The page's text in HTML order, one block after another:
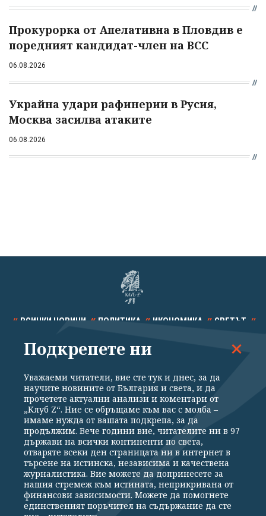
Прокурорка от Апелативна в Пловдив е
поредният кандидат-член на ВСС
06.08.2026
Украйна удари рафинерии в Русия,
Москва засилва атаките
06.08.2026
ВСИЧКИ НОВИНИ ПОЛИТИКА ИКОНОМИКА СВЕТЪТ
СПОРТ КУЛТУРА ТЕХНОЛОГИИ КАЛЕЙДОСКОП
Общи условия
Политика за поверителност
Реклама
Партньори Контакти
За Клуб Z
Екип
Подкрепете ни
Издател на www.clubz.bg е „Клуб Зебра Медия“ ЕООД, София, ул. "Алеко
Подкрепете ни
Уважаеми читатели, вие сте тук и днес, за да
научите новините от България и света, и да
прочетете актуални анализи и коментари от
„Клуб Z“. Ние се обръщаме към вас с молба –
имаме нужда от вашата подкрепа, за да
продължим. Вече години вие, читателите ни в 97
държави на всички континенти по света,
отваряте всеки ден страницата ни в интернет в
търсене на истинска, независима и качествена
журналистика. Вие можете да допринесете за
нашия стремеж към истината, неприкривана от
финансови зависимости. Можете да помогнете
единственият поръчител на съдържание да сте